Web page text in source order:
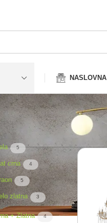
NASLOVNA
5
crna 4
5
zlatna 3
+ Zlatna 4
Početna